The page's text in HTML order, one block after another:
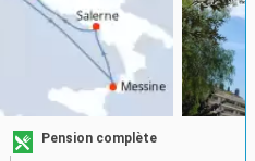
Pension complète